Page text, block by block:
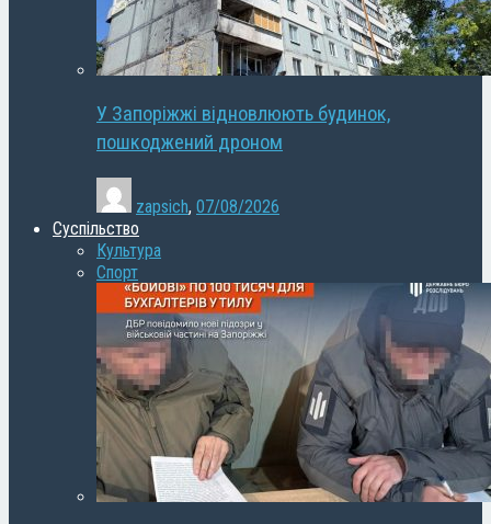
У Запоріжжі відновлюють будинок,
пошкоджений дроном
zapsich, 07/08/2026
Суспільство
Культура
Спорт